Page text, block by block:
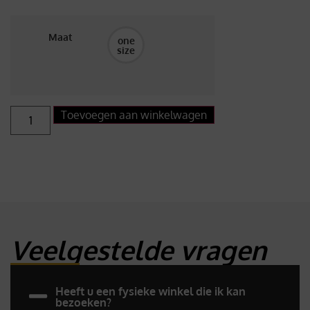
Maat one
size
Toevoegen aan winkelwagen
Veelgestelde vragen
Heeft u een fysieke winkel die ik kan
bezoeken?